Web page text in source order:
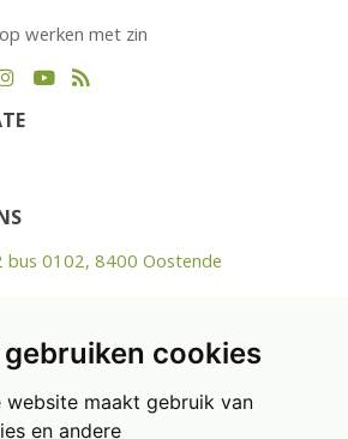
cookies
website maakt gebruik van
en andere
werken met zin
bus 0102, 8400 Oostende